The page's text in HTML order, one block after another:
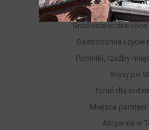
Punkty
Średniowieczne ulice
Gastronomia i życie
Pomniki, rzeźby
Rejsy po
Toruń dla
Miejsca pamięci
Aktywnie w